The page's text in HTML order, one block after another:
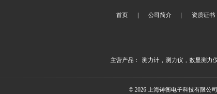
首页 公司简介 资质证书
主营产品： 测力计 , 测力仪 , 数显测力
© 2026 上海铸衡电子科技有限公